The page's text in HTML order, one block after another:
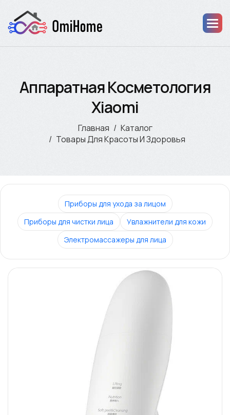
Аппаратная Косметология
Xiaomi
Главная
Каталог
Товары Для Красоты И Здоровья
Приборы для ухода за лицом
Приборы для чистки лица
Увлажнители для кожи
Электромассажеры для лица